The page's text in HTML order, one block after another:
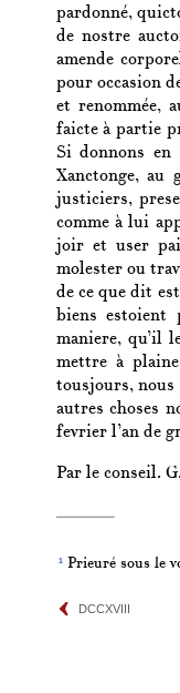
pardonné,
de nostre
amende
pour occasion
et renommée,
faicte à partie
Si donnons en
Xanctonge, au
justiciers,
comme à lui
joir et user
molester ou
de ce que dit
biens estoient
maniere, qu’il
mettre à
tousjours, nous
autres choses
fevrier l’an de
Par le conseil.
1Prieuré sous le
DCCXVIII